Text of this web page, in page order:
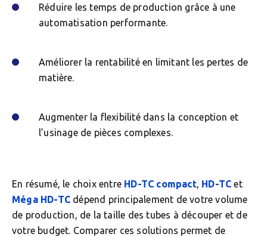
Réduire les temps de production grâce à une
automatisation performante.
Améliorer la rentabilité en limitant les pertes de
matière.
Augmenter la flexibilité dans la conception et
l’usinage de pièces complexes.
En résumé, le choix entre HD-TC compact, HD-TC et
Méga HD-TC dépend principalement de votre volume
de production, de la taille des tubes à découper et de
votre budget. Comparer ces solutions permet de